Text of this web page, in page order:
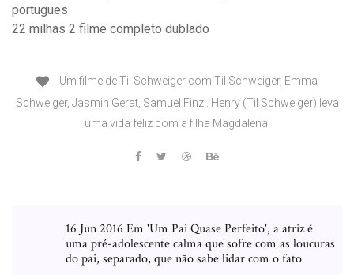
portugues
22 milhas 2 filme completo dublado
Um filme de Til Schweiger com Til Schweiger, Emma
Schweiger, Jasmin Gerat, Samuel Finzi. Henry (Til Schweiger) leva
uma vida feliz com a filha Magdalena
16 Jun 2016 Em 'Um Pai Quase Perfeito', a atriz é
uma pré-adolescente calma que sofre com as loucuras
do pai, separado, que não sabe lidar com o fato